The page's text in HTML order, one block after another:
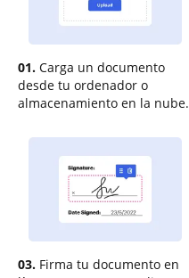
01. Carga un documento
desde tu ordenador o
almacenamiento en la nube.
03. Firma tu documento en